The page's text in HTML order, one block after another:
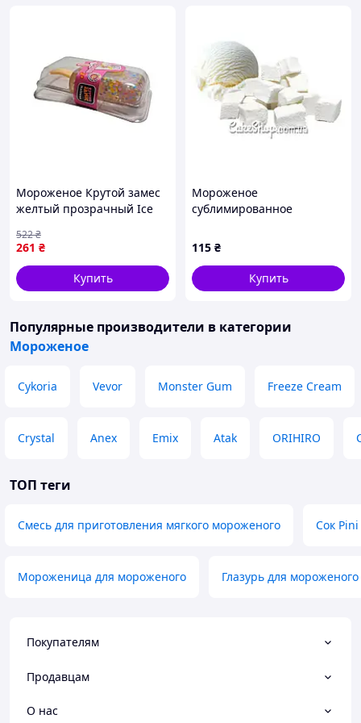
Мороженое Крутой замес
желтый прозрачный Ice
MONSTERGUM
261 ₴
522₴
Купить
Мороженое
сублимированное
115 ₴
Купить
Популярные производители в категории
Мороженое
Cykoria Vevor Monster Gum Freeze Cream
Crystal Anex Emix Atak ORIHIRO
ТОП теги
Смесь для приготовления мягкого мороженого Сок Pini
Мороженица для мороженого Глазурь для мороженого
Покупателям
Продавцам
О нас